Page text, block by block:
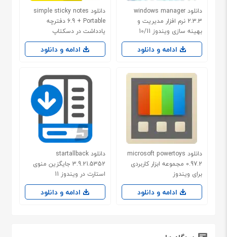
دانلود windows manager
2.3.3 نرم افزار مدیریت و
بهینه سازی ویندوز 10/11
ادامه و دانلود
دانلود simple sticky notes
6.9 + Portable دفترچه
یادداشت در دسکتاپ
ادامه و دانلود
دانلود microsoft powertoys
0.97.2 مجموعه ابزار کاربردی
برای ویندوز
ادامه و دانلود
دانلود startallback
3.9.21.5352 جایگزین منوی
استارت در ویندوز 11
ادامه و دانلود